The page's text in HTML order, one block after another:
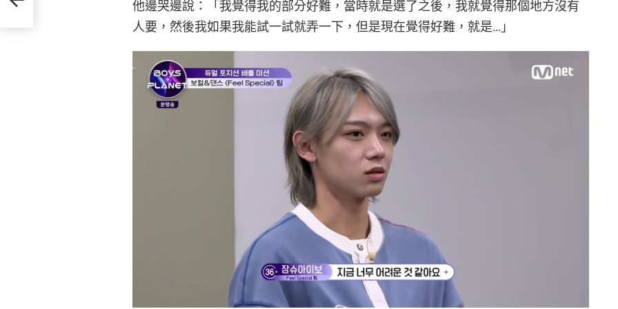
他邊哭邊說：「我覺得我的部分好難，當時就是選了之後，我就覺得那個地方沒有
人要，然後我如果我能試一試就弄一下，但是現在覺得好難，就是…」